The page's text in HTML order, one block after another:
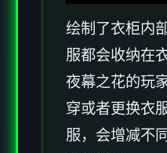
绘制了衣柜内
服都会收纳在
夜幕之花的玩
穿或者更换衣
服，会增减不